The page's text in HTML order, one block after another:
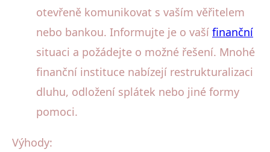
otevřeně komunikovat s vaším věřitelem
nebo bankou. Informujte je o vaší finanční
situaci a požádejte o možné řešení. Mnohé
finanční instituce nabízejí restrukturalizaci
dluhu, odložení splátek nebo jiné formy
pomoci.
Výhody: